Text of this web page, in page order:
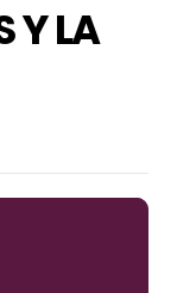
Y LA